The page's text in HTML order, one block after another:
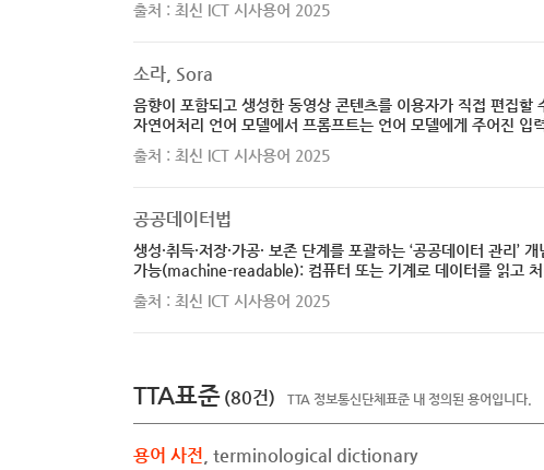
출처 : 최신 ICT 시사용어 2025
소라, Sora
음향이 포함되고 생성한 동영상 콘텐츠를 이용자가 직접 편집
자연어처리 언어 모델에서 프롬프트는 언어 모델에게 주어진 입
출처 : 최신 ICT 시사용어 2025
공공데이터법
생성·취득·저장·가공· 보존 단계를 포괄하는 ‘공공데이터 관
가능(machine-readable): 컴퓨터 또는 기계로 데이터를 읽고
출처 : 최신 ICT 시사용어 2025
TTA표준 (80건) TTA 정보통신단체표준 내 정의된 용어입니다.
용어 사전 , terminological dictionary